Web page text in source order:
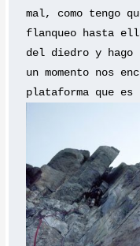
mal, como tengo
flanqueo hasta
del diedro y hago
un momento nos
plataforma que